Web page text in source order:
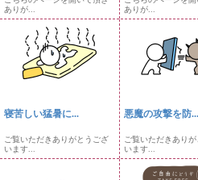
ありが...
ありが...
寝苦しい猛暑に...
ご覧いただきありがとうござ
います...
悪魔の攻撃を防...
ご覧いただきあり
います...